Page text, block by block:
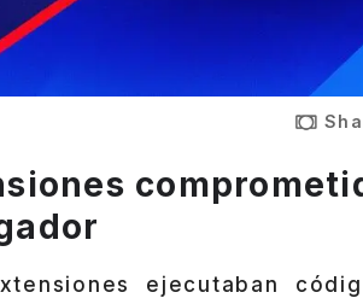
ejecutaban